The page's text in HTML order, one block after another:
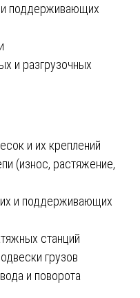
поддерживающих
и разгрузочных
и их креплений
(износ, растяжение,
и поддерживающих
станций
грузов
и поворота